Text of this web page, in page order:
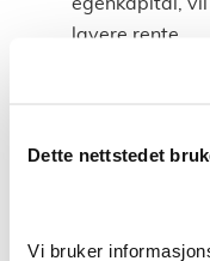
Dette nettstedet
Vi bruker
lavere rente.
For å få et